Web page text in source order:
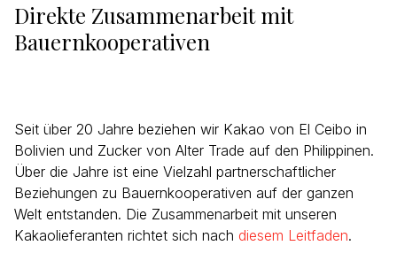
Direkte Zusammenarbeit mit
Bauernkooperativen
Seit über 20 Jahre beziehen wir Kakao von El Ceibo in
Bolivien und Zucker von Alter Trade auf den Philippinen.
Über die Jahre ist eine Vielzahl partnerschaftlicher
Beziehungen zu Bauernkooperativen auf der ganzen
Welt entstanden. Die Zusammenarbeit mit unseren
Kakaolieferanten richtet sich nach diesem Leitfaden.